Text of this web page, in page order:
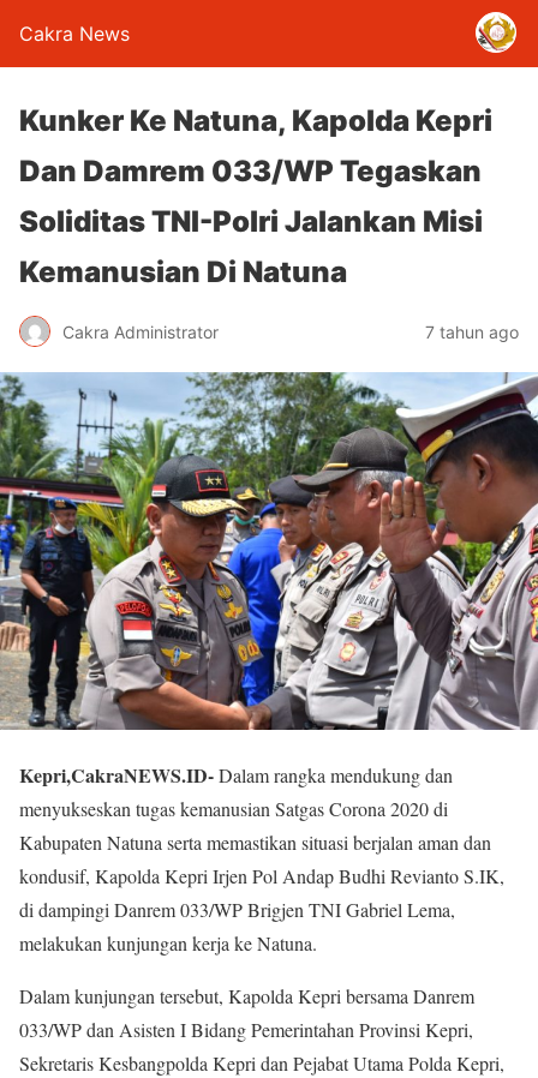
Cakra News
Kunker Ke Natuna, Kapolda Kepri
Dan Damrem 033/WP Tegaskan
Soliditas TNI-Polri Jalankan Misi
Kemanusian Di Natuna
Cakra Administrator 7 tahun ago
Kepri,CakraNEWS.ID-Dalam rangka mendukung dan
menyukseskan tugas kemanusian Satgas Corona 2020 di
Kabupaten Natuna serta memastikan situasi berjalan aman dan
kondusif, Kapolda Kepri Irjen Pol Andap Budhi Revianto S.IK,
di dampingi Danrem 033/WP Brigjen TNI Gabriel Lema,
melakukan kunjungan kerja ke Natuna.
Dalam kunjungan tersebut, Kapolda Kepri bersama Danrem
033/WP dan Asisten I Bidang Pemerintahan Provinsi Kepri,
Sekretaris Kesbangpolda Kepri dan Pejabat Utama Polda Kepri,